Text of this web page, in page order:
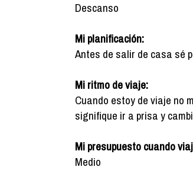
Descanso
Mi planificación:
Antes de salir de casa sé
Mi ritmo de viaje:
Cuando estoy de viaje no
signifique ir a prisa y
Mi presupuesto cuando
Medio